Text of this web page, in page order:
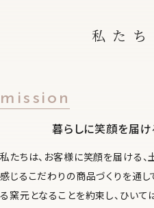
私た
mission
暮らしに笑顔を届け
私たちは、お客様に笑顔を届ける、
感じるこだわりの商品づくりを通し
る窯元となることを約束し、ひい